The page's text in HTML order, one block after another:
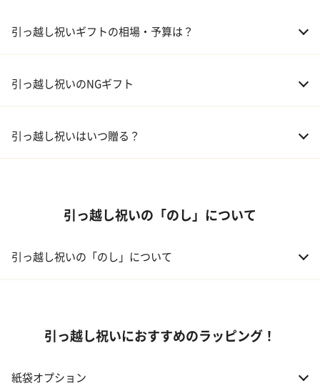
03 スイーツ
05 ギフトカタログ
引っ越し祝いギフトの相場・予算は？
02 友人、同僚 5,000～10,000円
引っ越し祝いのNGギフト
引っ越し祝いはいつ贈る？
引っ越し祝いの「のし」について
引っ越し祝いの「のし」について
引っ越し祝いにおすすめのラッピング！
紙袋オプション